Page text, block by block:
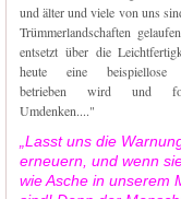
und älter und viele von uns
Trümmerlandschaften
entsetzt über die
heute eine beispiellose
betrieben wird und
Umdenken...."
„Lasst uns die
erneuern, und wenn
wie Asche in unserem